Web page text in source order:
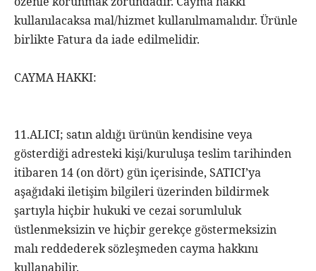
kullanılacaksa mal/hizmet kullanılmamalıdır. Ürünle
birlikte Fatura da iade edilmelidir.
CAYMA HAKKI:
11.ALICI; satın aldığı ürünün kendisine veya
gösterdiği adresteki kişi/kuruluşa teslim tarihinden
itibaren 14 (on dört) gün içerisinde, SATICI’ya
aşağıdaki iletişim bilgileri üzerinden bildirmek
şartıyla hiçbir hukuki ve cezai sorumluluk
üstlenmeksizin ve hiçbir gerekçe göstermeksizin
malı reddederek sözleşmeden cayma hakkını
kullanabilir.